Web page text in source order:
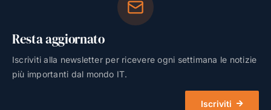
Resta aggiornato
Iscriviti alla newsletter per ricevere ogni settimana le notizie
più importanti dal mondo IT.
Iscriviti